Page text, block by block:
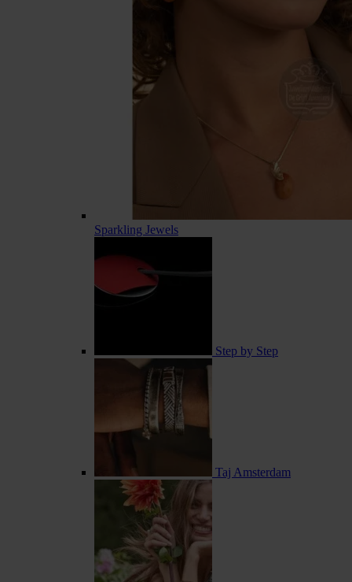
Sparkling Jewels
Step by Step
Taj Amsterdam